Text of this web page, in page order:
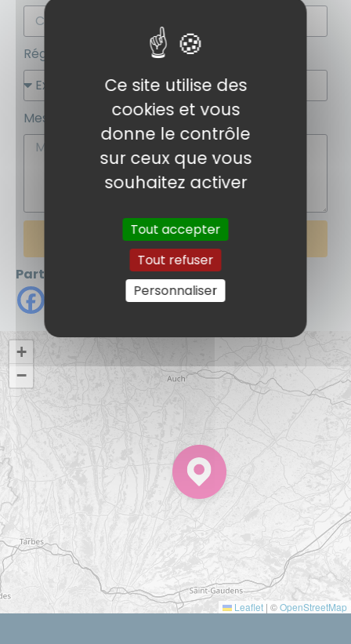
Régime souhaitée
Message
ENVOYER
Partager
+
−
Leaflet | ©OpenStreetMap
Ce site utilise des
cookies et vous
donne le contrôle
sur ceux que vous
souhaitez activer
Tout accepter
Tout refuser
Personnaliser